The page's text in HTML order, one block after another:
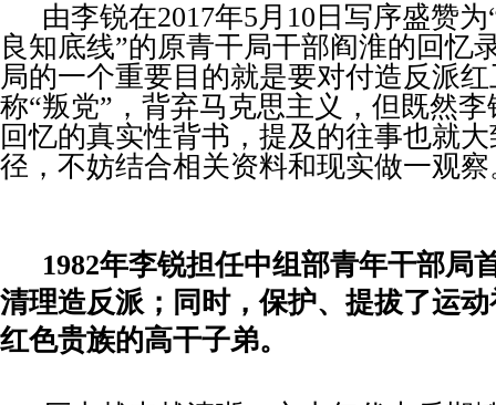
由李锐在2017年5月 10 日写序盛赞
良知底线”的原青干局干部阎淮的回忆
局的一个重要目的就是要对付造反派红
称“叛党”，背弃马克思主义，但既然
回忆的真实性背书，提及的往事也就
径，不妨结合相关资料和现实做一观察
1982年李锐担任中组部青年干部局
清理造反派；同时，保护、提拔了运
红色贵族的高干子弟。